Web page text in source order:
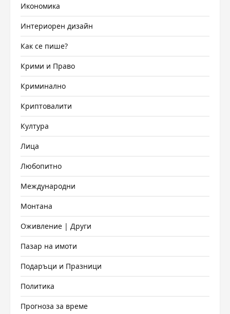
Икономика
Интериорен дизайн
Как се пише?
Крими и Право
Криминално
Криптовалити
Култура
Лица
Любопитно
Международни
Монтана
Оживление | Други
Пазар на имоти
Подаръци и Празници
Политика
Прогноза за време